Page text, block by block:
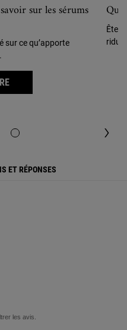
sur les sérums
sur ce qu’apporte
ET RÉPONSES